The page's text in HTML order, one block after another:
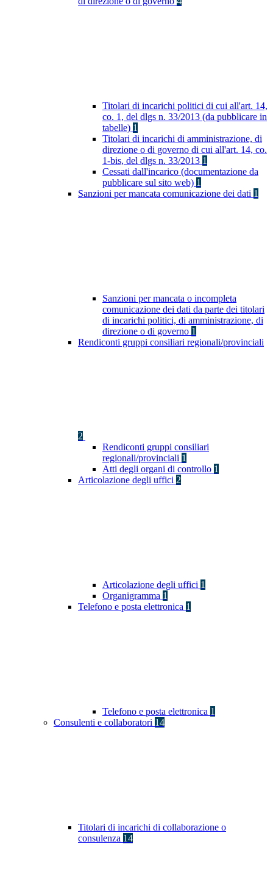
Titolari di incarichi politici di cui all'art. 14,
co. 1, del dlgs n. 33/2013 (da pubblicare in
tabelle) 1
Titolari di incarichi di amministrazione, di
direzione o di governo di cui all'art. 14, co.
1-bis, del dlgs n. 33/2013 1
Cessati dall'incarico (documentazione da
pubblicare sul sito web) 1
Sanzioni per mancata comunicazione dei dati 1
Sanzioni per mancata o incompleta
comunicazione dei dati da parte dei titolari
di incarichi politici, di amministrazione, di
direzione o di governo 1
Rendiconti gruppi consiliari regionali/provinciali
2
Rendiconti gruppi consiliari
regionali/provinciali 1
Atti degli organi di controllo 1
Articolazione degli uffici 2
Articolazione degli uffici 1
Organigramma 1
Telefono e posta elettronica 1
Telefono e posta elettronica 1
Consulenti e collaboratori 14
Titolari di incarichi di collaborazione o
consulenza 14